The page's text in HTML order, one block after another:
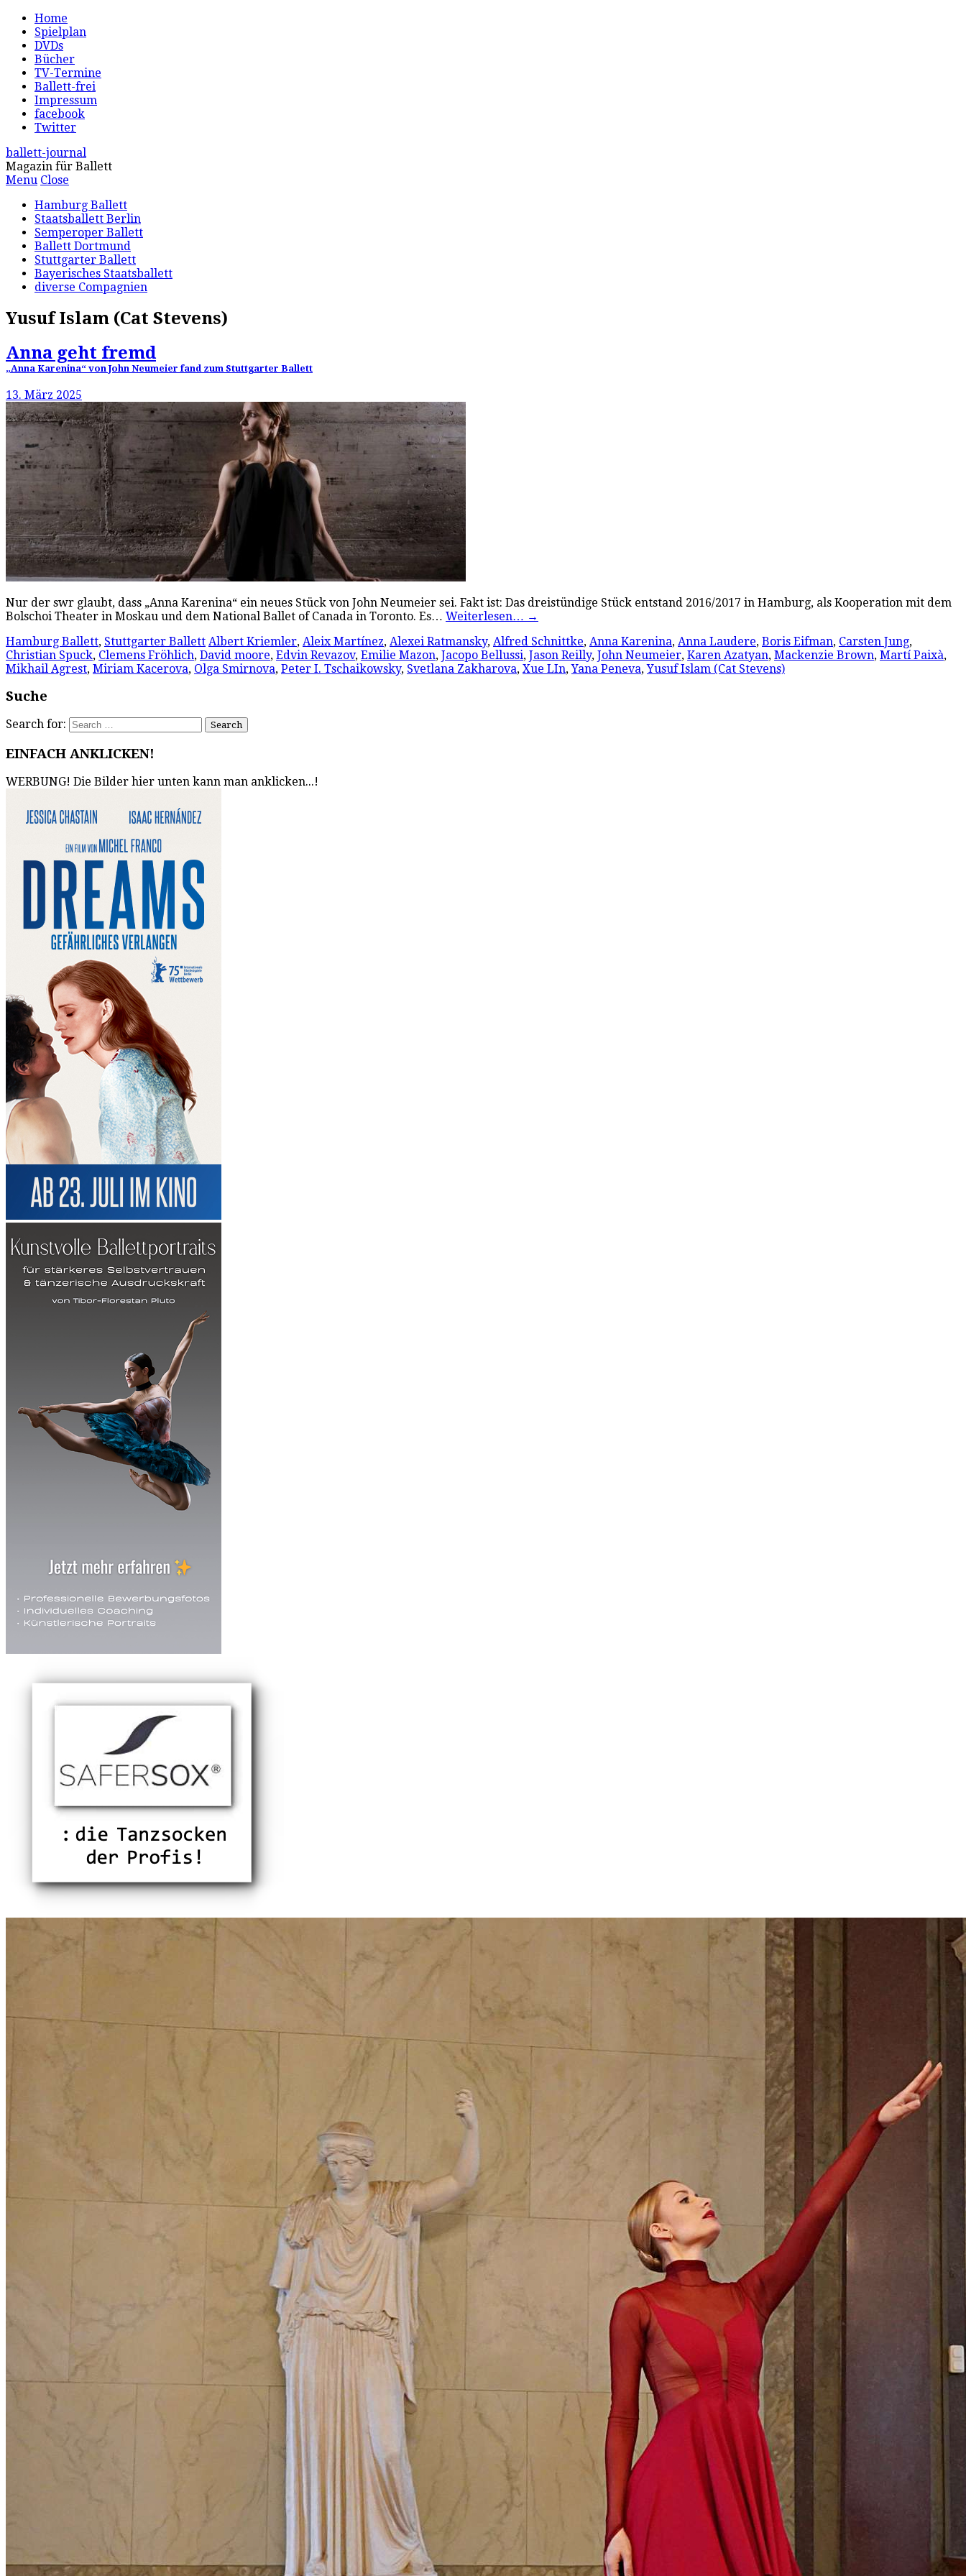
Home
Spielplan
DVDs
Bücher
TV-Termine
Ballett-frei
Impressum
facebook
Twitter
ballett-journal
Magazin für Ballett
Menu Close
Hamburg Ballett
Staatsballett Berlin
Semperoper Ballett
Ballett Dortmund
Stuttgarter Ballett
Bayerisches Staatsballett
diverse Compagnien
Yusuf Islam (Cat Stevens)
Anna geht fremd
„Anna Karenina“ von John Neumeier fand zum Stuttgarter Ballett
13. März 2025
Nur der swr glaubt, dass „Anna Karenina“ ein neues Stück von John Neumeier sei. Fakt ist: Das dreistündige Stück entstand 2016/2017 in Hamburg, als Kooperation mit dem
Bolschoi Theater in Moskau und dem National Ballet of Canada in Toronto. Es… Weiterlesen… →
Hamburg Ballett, Stuttgarter Ballett Albert Kriemler, Aleix Martínez, Alexei Ratmansky, Alfred Schnittke, Anna Karenina, Anna Laudere, Boris Eifman, Carsten Jung,
Christian Spuck, Clemens Fröhlich, David moore, Edvin Revazov, Emilie Mazon, Jacopo Bellussi, Jason Reilly, John Neumeier, Karen Azatyan, Mackenzie Brown, Martí Paixà,
Mikhail Agrest, Miriam Kacerova, Olga Smirnova, Peter I. Tschaikowsky, Svetlana Zakharova, Xue LIn,Yana Peneva,Yusuf Islam (Cat Stevens)
Suche
Search for:
EINFACH ANKLICKEN!
WERBUNG! Die Bilder hier unten kann man anklicken...!